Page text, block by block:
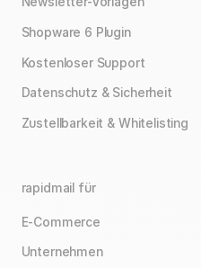
Shopware 6 Plugin
Kostenloser Support
Datenschutz & Sicherheit
Zustellbarkeit & Whitelisting
rapidmail für
E-Commerce
Unternehmen